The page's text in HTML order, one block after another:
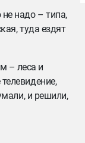
надо – типа,
туда ездят
– леса и
и решили,